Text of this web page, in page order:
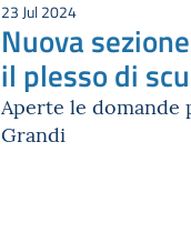
23 Jul 2024
Nuova
il plesso di
dell’infanzia
Aperte le domande
Grandi